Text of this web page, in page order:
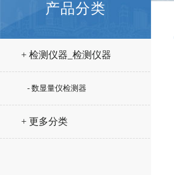
产品分类
+ 检测仪器_检测仪器
- 数显量仪检测器
+ 更多分类